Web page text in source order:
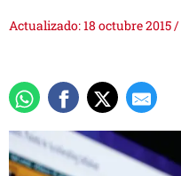
Actualizado: 18 octubre 2015/